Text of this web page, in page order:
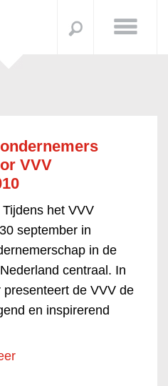
VVV
Tijdens het VVV
september in
in de
centraal. In
de VVV de
en inspirerend